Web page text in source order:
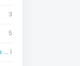
3
5
Работа Водителем грузового автомобиля в Франции 1